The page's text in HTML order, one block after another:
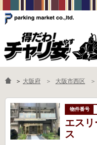
物件一覧
よくあるご質問
＞ 大阪府 大阪市西区
エス
ス